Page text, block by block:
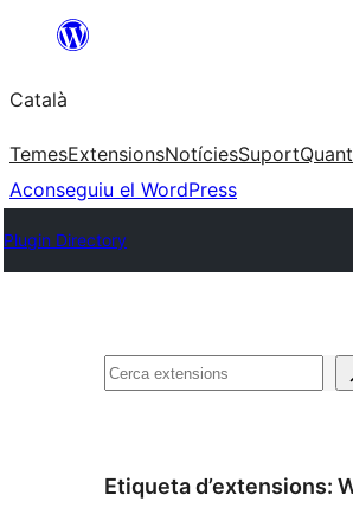
contingut
Català
TemesExtensionsNotíciesSuport
Aconseguiu el WordPress
Plugin Directory
Cerca
Etiqueta d’extensions: